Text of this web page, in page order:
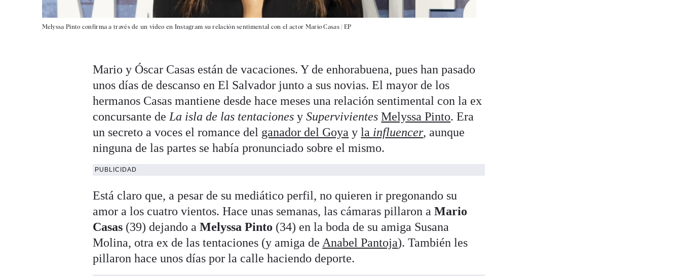
Melyssa Pinto confirma a través de un vídeo en Instagram su relación sentimental con el actor Mario Casas | EP
Mario y Óscar Casas están de vacaciones. Y de enhorabuena, pues han pasado
unos días de descanso en El Salvador junto a sus novias. El mayor de los
hermanos Casas mantiene desde hace meses una relación sentimental con la ex
concursante de La isla de las tentaciones ySupervivientes Melyssa Pinto. Era
un secreto a voces el romance del ganador del Goya yla influencer, aunque
ninguna de las partes se había pronunciado sobre el mismo.
PUBLICIDAD
Está claro que, a pesar de su mediático perfil, no quieren ir pregonando su
amor a los cuatro vientos. Hace unas semanas, las cámaras pillaron aMario
Casas (39) dejando aMelyssa Pinto (34) en la boda de su amiga Susana
Molina, otra ex de las tentaciones (y amiga de Anabel Pantoja). También les
pillaron hace unos días por la calle haciendo deporte.